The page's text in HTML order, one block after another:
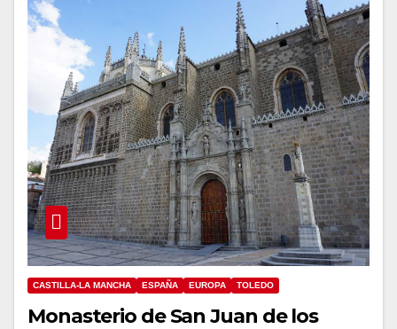
CASTILLA-LA MANCHA ESPAÑA EUROPA TOLEDO
Monasterio de San Juan de los